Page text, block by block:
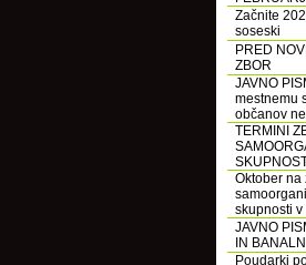
Začnite
soseski
PRED
ZBOR
JAVNO
mestnemu
občanov
TERMINI
Oktober na
skupnosti v
JAVNO
IN
Poudarki